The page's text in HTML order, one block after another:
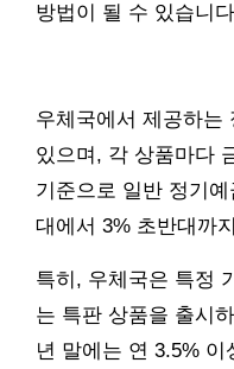
방법이 될 수 있습니
우체국에서 제공하는
있으며, 각 상품마다
기준으로 일반 정기
대에서 3% 초반대까
특히, 우체국은 특정
는 특판 상품을 출시
년 말에는 연 3.5% 이